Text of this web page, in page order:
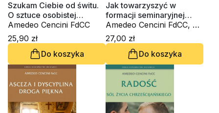
Szukam Ciebie od świtu.
O sztuce osobistej
wrażliwości i
rozeznawania
Amedeo Cencini FdCC
25,90 zł
Do koszyka
Jak towarzyszyć w
formacji seminaryjnej
dzisiaj? (CD-audiobook)
Amedeo Cencini FdCC, ks.
Krzysztof Wons SDS
27,00 zł
Do koszyka